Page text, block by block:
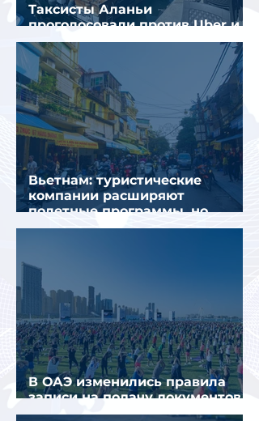
Таксисты Аланьи
проголосовали против Uber и
Yandex Go
Вьетнам: туристические
компании расширяют
полетные программы, но
избегают прежних ошибок
В ОАЭ изменились правила
записи на подачу документов
для визы в Испанию